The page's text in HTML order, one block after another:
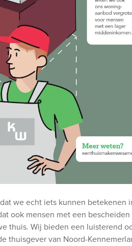
we echt iets kunnen betekenen
ook mensen met een
thuis. Wij bieden een luisterend
thuisgever van Noord-